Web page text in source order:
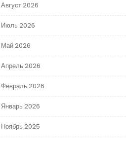
Август 2026
Июль 2026
Май 2026
Апрель 2026
Февраль 2026
Январь 2026
Ноябрь 2025